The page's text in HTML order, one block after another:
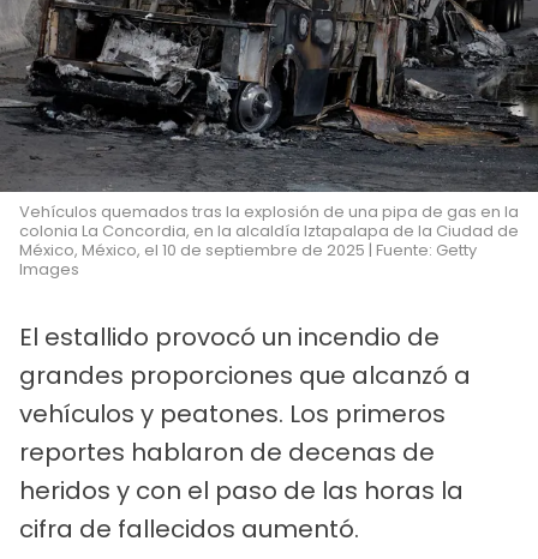
Vehículos quemados tras la explosión de una pipa de gas en la
colonia La Concordia, en la alcaldía Iztapalapa de la Ciudad de
México, México, el 10 de septiembre de 2025 | Fuente: Getty
Images
El estallido provocó un incendio de
grandes proporciones que alcanzó a
vehículos y peatones. Los primeros
reportes hablaron de decenas de
heridos y con el paso de las horas la
cifra de fallecidos aumentó.